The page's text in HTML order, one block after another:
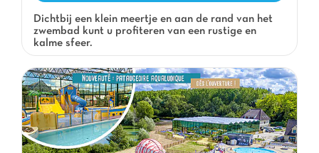
Dichtbij een klein meertje en aan de rand van het
zwembad kunt u profiteren van een rustige en
kalme sfeer.